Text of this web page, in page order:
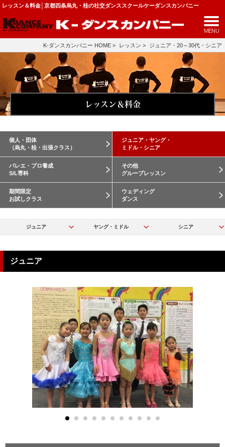
レッスン＆料金│京都四条烏丸・桂の社交ダンススクールケーダンスカンパニー
MENU
K-ダンスカンパニー HOME > レッスン > ジュニア・20～30代・シニア
レッスン＆料金
個人・団体
（烏丸・桂・出張クラス）
ジュニア・ヤング・
ミドル・シニア
バレエ・プロ養成
S/L専科
その他
グループレッスン
期間限定
お試しクラス
ウェディング
ダンス
ジュニア ヤング・ミドル シニア
ジュニア